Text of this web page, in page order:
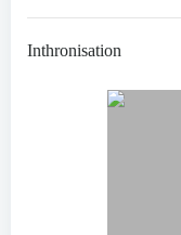
Inthronisation